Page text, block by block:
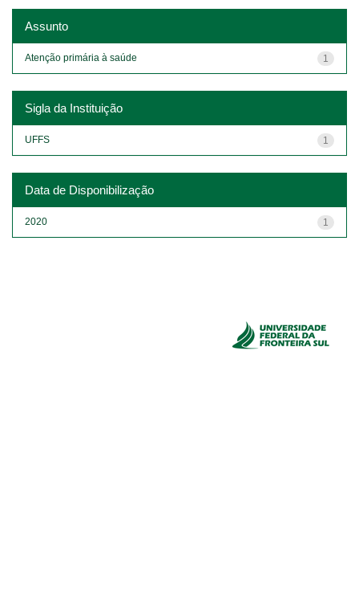
Assunto
1
Atenção primária à saúde
Sigla da Instituição
1
UFFS
Data de Disponibilização
1
2020